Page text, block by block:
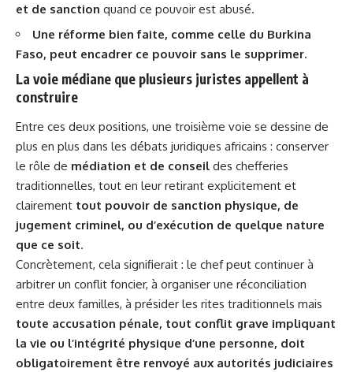
et de sanction quand ce pouvoir est abusé.
Une réforme bien faite, comme celle du Burkina
Faso, peut encadrer ce pouvoir sans le supprimer.
La voie médiane que plusieurs juristes appellent à
construire
Entre ces deux positions, une troisième voie se dessine de
plus en plus dans les débats juridiques africains : conserver
le rôle de médiation et de conseil des chefferies
traditionnelles, tout en leur retirant explicitement et
clairement tout pouvoir de sanction physique, de
jugement criminel, ou d’exécution de quelque nature
que ce soit.
Concrètement, cela signifierait : le chef peut continuer à
arbitrer un conflit foncier, à organiser une réconciliation
entre deux familles, à présider les rites traditionnels mais
toute accusation pénale, tout conflit grave impliquant
la vie ou l’intégrité physique d’une personne, doit
obligatoirement être renvoyé aux autorités judiciaires